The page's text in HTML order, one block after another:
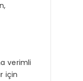
verimli
için